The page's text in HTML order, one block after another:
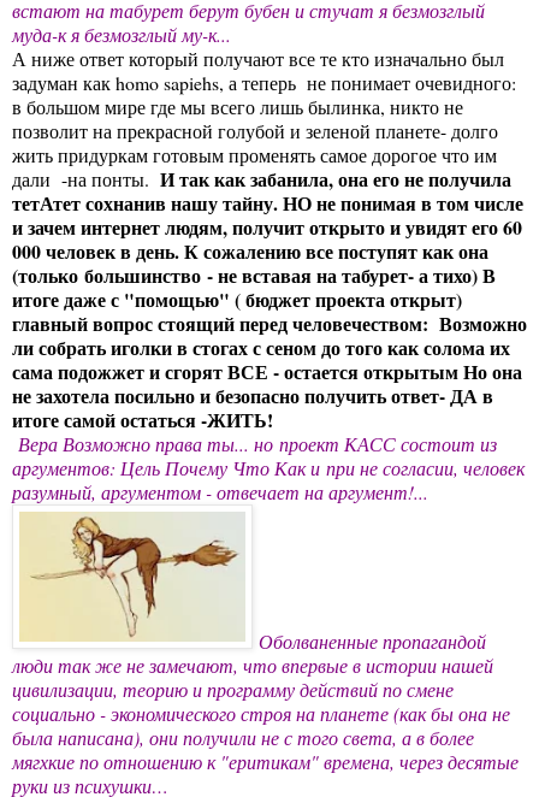
встают на табурет берут бубен и стучат я безмозглый
муда-к я безмозглый му-к...
А ниже ответ который получают все те кто изначально был
задуман как homo sapiehs, а теперь не понимает очевидного:
в большом мире где мы всего лишь былинка, никто не
позволит на прекрасной голубой и зеленой планете- долго
жить придуркам готовым променять самое дорогое что им
дали -на понты. И так как забанила, она его не получила
тетАтет сохнанив нашу тайну. НО не понимая в том числе
и зачем интернет людям, получит открыто и увидят его 60
000 человек в день. К сожалению все поступят как она
(только большинство - не вставая на табурет- а тихо) В
итоге даже с "помощью" ( бюджет проекта открыт)
главный вопрос стоящий перед человечеством: Возможно
ли собрать иголки в стогах с сеном до того как солома их
сама подожжет и сгорят ВСЕ - остается открытым Но она
не захотела посильно и безопасно получить ответ- ДА в
итоге самой остаться -ЖИТЬ!
Вера Возможно права ты... но проект КАСС состоит из
аргументов: Цель Почему Что Как и при не согласии, человек
разумный, аргументом - отвечает на аргумент!...
Оболваненные пропагандой
люди так же не замечают, что впервые в истории нашей
цивилизации, теорию и программу действий по смене
социально - экономического строя на планете (как бы она не
была написана), они получили не с того света, а в более
мягхкие по отношению к "еритикам" времена, через десятые
руки из психушки…